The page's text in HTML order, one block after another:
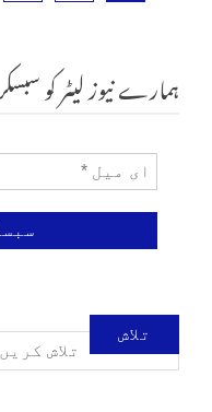
ہمارے نیوز لیٹر کو
تلاش